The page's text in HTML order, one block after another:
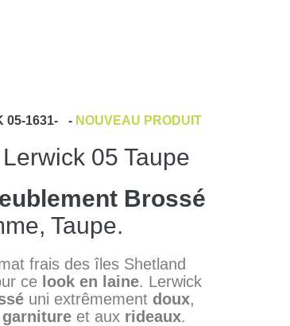
05-1631- - NOUVEAU PRODUIT
05 Taupe
Brossé
Taupe.
frais des îles Shetland
ce look en laine. Lerwick
uni extrêmement doux,
garnitureet aux rideaux.